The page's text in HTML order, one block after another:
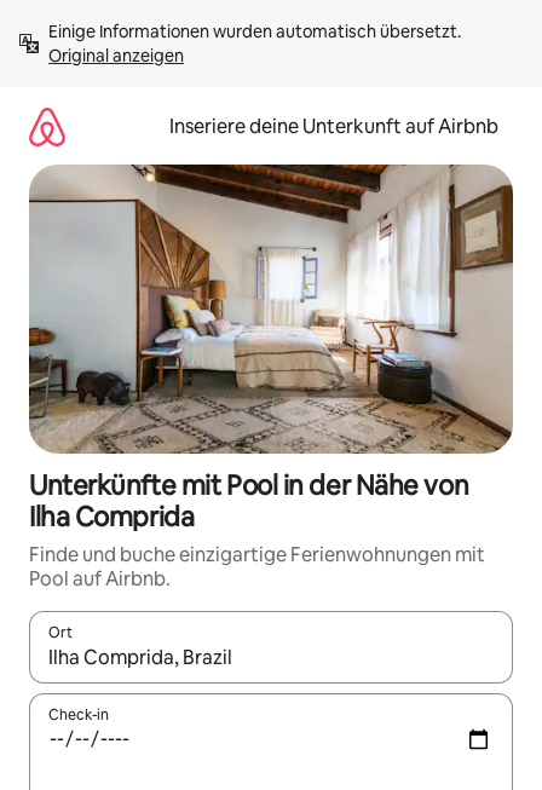
Inhalten
springenOriginal anzeigen
Inseriere deine Unterkunft auf Airbnb
Unterkünfte mit Pool in der Nähe von
Ilha Comprida
Finde und buche einzigartige Ferienwohnungen mit
Pool auf Airbnb.
Ort
Wenn Ergebnisse verfügbar sind, navigiere mit den
Check-in